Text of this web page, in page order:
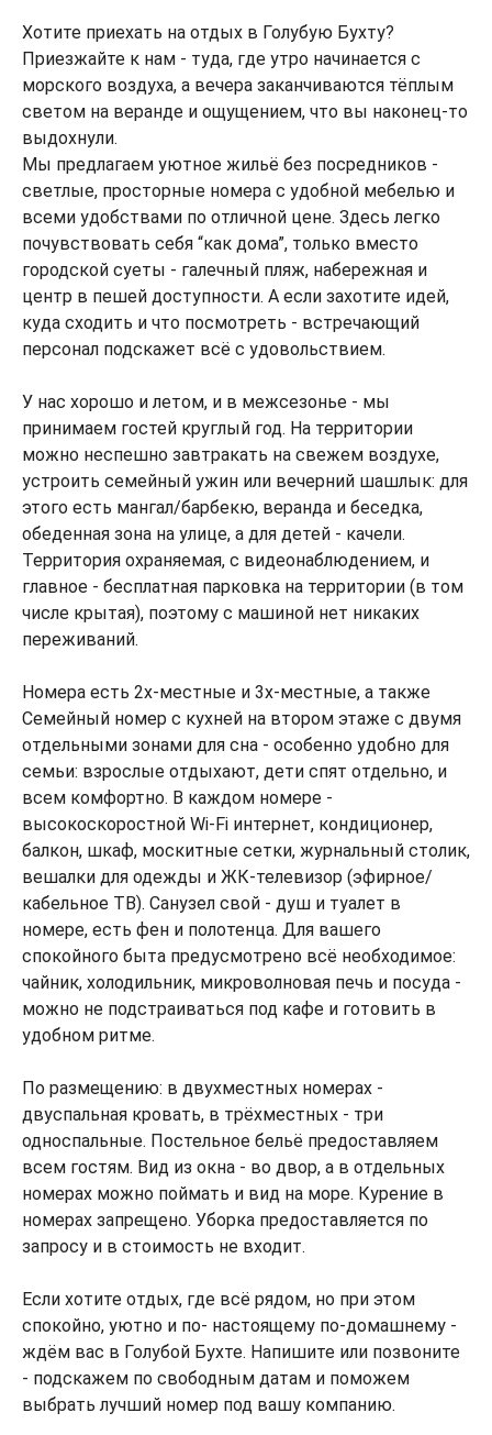
Хотите приехать на отдых в Голубую Бухту?
Приезжайте к нам - туда, где утро начинается с
морского воздуха, а вечера заканчиваются тёплым
светом на веранде и ощущением, что вы наконец-то
выдохнули.
Мы предлагаем уютное жильё без посредников -
светлые, просторные номера с удобной мебелью и
всеми удобствами по отличной цене. Здесь легко
почувствовать себя “как дома”, только вместо
городской суеты - галечный пляж, набережная и
центр в пешей доступности. А если захотите идей,
куда сходить и что посмотреть - встречающий
персонал подскажет всё с удовольствием.
У нас хорошо и летом, и в межсезонье - мы
принимаем гостей круглый год. На территории
можно неспешно завтракать на свежем воздухе,
устроить семейный ужин или вечерний шашлык: для
этого есть мангал/барбекю, веранда и беседка,
обеденная зона на улице, а для детей - качели.
Территория охраняемая, с видеонаблюдением, и
главное - бесплатная парковка на территории (в том
числе крытая), поэтому с машиной нет никаких
переживаний.
Номера есть 2х-местные и 3х-местные, а также
Семейный номер с кухней на втором этаже с двумя
отдельными зонами для сна - особенно удобно для
семьи: взрослые отдыхают, дети спят отдельно, и
всем комфортно. В каждом номере -
высокоскоростной Wi-Fi интернет, кондиционер,
балкон, шкаф, москитные сетки, журнальный столик,
вешалки для одежды и ЖК-телевизор (эфирное/
кабельное ТВ). Санузел свой - душ и туалет в
номере, есть фен и полотенца. Для вашего
спокойного быта предусмотрено всё необходимое:
чайник, холодильник, микроволновая печь и посуда -
можно не подстраиваться под кафе и готовить в
удобном ритме.
По размещению: в двухместных номерах -
двуспальная кровать, в трёхместных - три
односпальные. Постельное бельё предоставляем
всем гостям. Вид из окна - во двор, а в отдельных
номерах можно поймать и вид на море. Курение в
номерах запрещено. Уборка предоставляется по
запросу и в стоимость не входит.
Если хотите отдых, где всё рядом, но при этом
спокойно, уютно и по- настоящему по-домашнему -
ждём вас в Голубой Бухте. Напишите или позвоните
- подскажем по свободным датам и поможем
выбрать лучший номер под вашу компанию.